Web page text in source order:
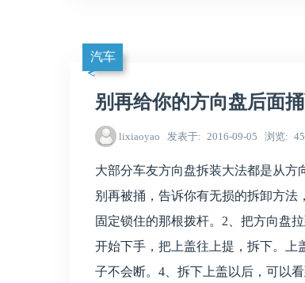
汽车
别再给你的方向盘后面
lixiaoyao 发表于 2016-09-05 浏览
大部分车友方向盘拆装大法都是从
别再被捅，告诉你有无损的拆卸方
固定锁住的那根拨杆。2、把方向盘
开始下手，把上盖往上提，拆下。上
子不会断。4、拆下上盖以后，可以